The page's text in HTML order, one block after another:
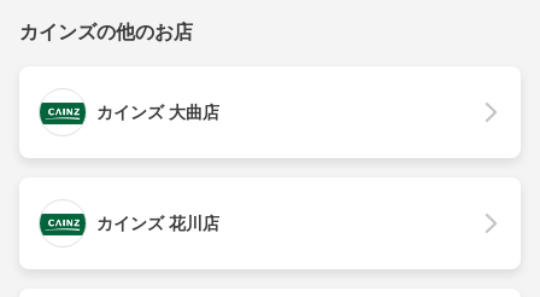
カインズの他のお店
カインズ 大曲店
カインズ 花川店